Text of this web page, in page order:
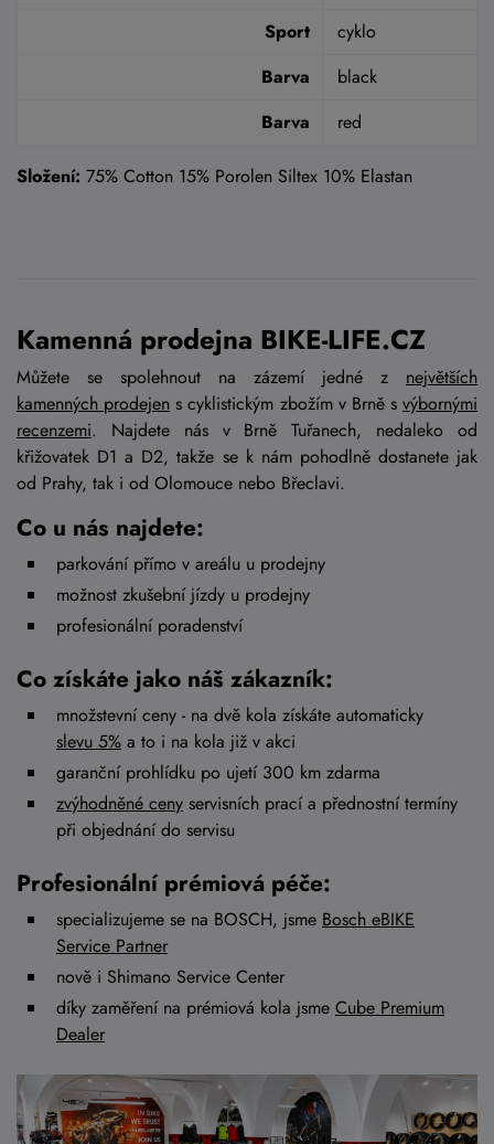
Sport
cyklo
Barva
black
Barva
red
Složení: 75% Cotton 15% Porolen Siltex 10% Elastan
Kamenná prodejna BIKE-LIFE.CZ
Můžete se spolehnout na zázemí jedné z největších
kamenných prodejen s cyklistickým zbožím v Brně s výbornými
recenzemi. Najdete nás v Brně Tuřanech, nedaleko od
křižovatek D1 a D2, takže se k nám pohodlně dostanete jak
od Prahy, tak i od Olomouce nebo Břeclavi.
Co u nás najdete:
parkování přímo v areálu u prodejny
možnost zkušební jízdy u prodejny
profesionální poradenství
Co získáte jako náš zákazník:
množstevní ceny - na dvě kola získáte automaticky
slevu 5% a to i na kola již v akci
garanční prohlídku po ujetí 300 km zdarma
zvýhodněné ceny servisních prací a přednostní termíny
při objednání do servisu
Profesionální prémiová péče:
specializujeme se na BOSCH, jsme Bosch eBIKE
Service Partner
nově i Shimano Service Center
díky zaměření na prémiová kola jsme Cube Premium
Dealer